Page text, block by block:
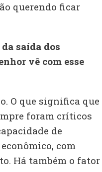
querendo ficar
saída dos
vê com esse
O que significa que
foram críticos
de
com
Há também o fator